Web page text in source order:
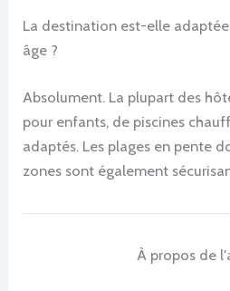
La destination est-elle
âge ?
Absolument. La plupart des
pour enfants, de piscines
adaptés. Les plages en pente
zones sont également
À propos de